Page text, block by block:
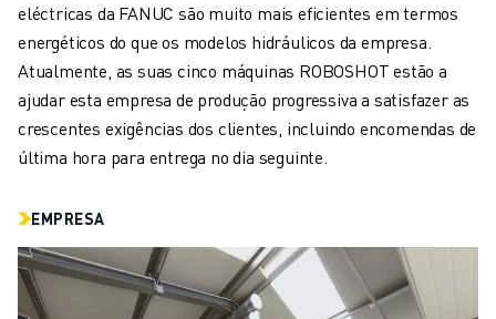
ONDE ESTAMOS
SUSTENTABILIDADE
CARREIRA
MOLDE O SEU FUTURO COM A FANUC
JUNTE-SE A NÓS » PORTAL DE EMPREGO
CONTACTO
LOCALIZAÇÕES
IMPRIMIR
eléctricas da FANUC são muito mais eficientes em termos
energéticos do que os modelos hidráulicos da empresa.
Atualmente, as suas cinco máquinas ROBOSHOT estão a
ajudar esta empresa de produção progressiva a satisfazer as
crescentes exigências dos clientes, incluindo encomendas de
última hora para entrega no dia seguinte.
EMPRESA